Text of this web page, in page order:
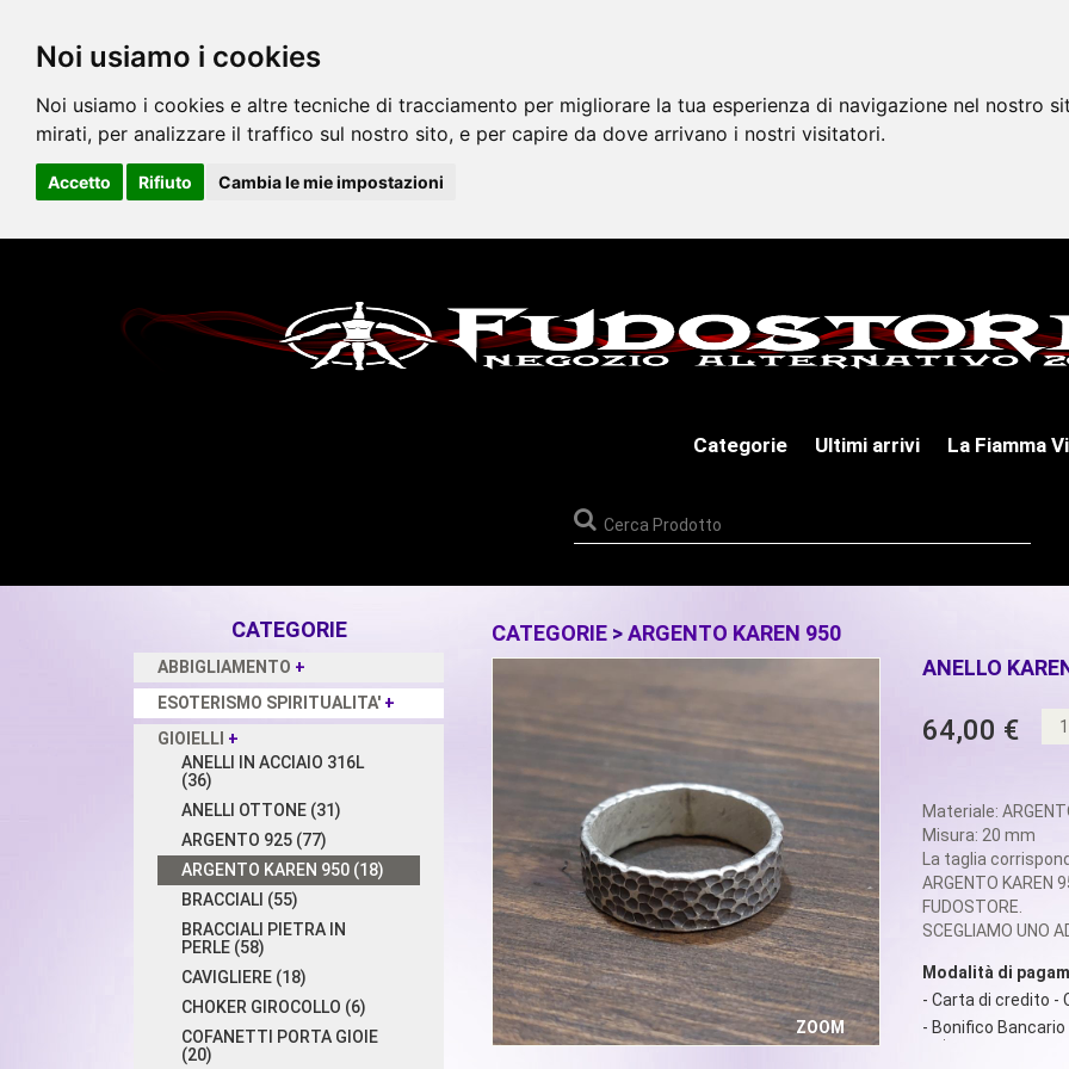
Noi usiamo i cookies
Noi usiamo i cookies e altre tecniche di tracciamento per migliorare la tua esperienza di navigazione nel nostro
mirati, per analizzare il traffico sul nostro sito, e per capire da dove arrivano i nostri visitatori.
Accetto Rifiuto Cambia le mie impostazioni
Categorie Ultimi arrivi La Fiamma
CATEGORIE
ABBIGLIAMENTO +
ESOTERISMO SPIRITUALITA' +
GIOIELLI +
ANELLI IN ACCIAIO 316L
(36)
ANELLI OTTONE (31)
ARGENTO 925 (77)
ARGENTO KAREN 950 (18)
BRACCIALI (55)
BRACCIALI PIETRA IN
PERLE (58)
CAVIGLIERE (18)
CHOKER GIROCOLLO (6)
COFANETTI PORTA GIOIE
(20)
CATEGORIE >ARGENTO KAREN 950
ZOOM
ANELLO
64,00 €
Materiale:
Misura: 20 mm
La taglia
ARGENTO KAREN
FUDOSTORE.
SCEGLIAMO UNO
Modalità di
- Carta di credito -
- Bonifico